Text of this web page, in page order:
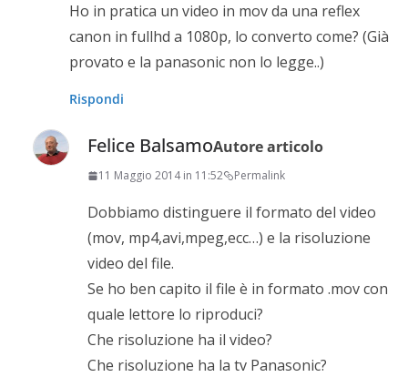
Ho in pratica un video in mov da una reflex
canon in fullhd a 1080p, lo converto come? (Già
provato e la panasonic non lo legge..)
Rispondi
Felice BalsamoAutore articolo
11 Maggio 2014 in 11:52 Permalink
Dobbiamo distinguere il formato del video
(mov, mp4,avi,mpeg,ecc…) e la risoluzione
video del file.
Se ho ben capito il file è in formato .mov con
quale lettore lo riproduci?
Che risoluzione ha il video?
Che risoluzione ha la tv Panasonic?